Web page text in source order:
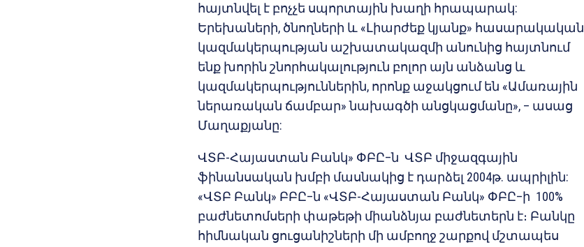
հայտնվել է բոչչե սպորտային խաղի հրապարակ:
Երեխաների, ծնողների և «Լիարժեք կյանք» հասարակական
կազմակերպության աշխատակազմի անունից հայտնում
ենք խորին շնորհակալություն բոլոր այն անձանց և
կազմակերպություններին, որոնք աջակցում են «Ամառային
ներառական ճամբար» նախագծի անցկացմանը», – ասաց
Մաղաքյանը:
ՎՏԲ-Հայաստան Բանկ» ՓԲԸ–ն ՎՏԲ միջազգային
ֆինանսական խմբի մասնակից է դարձել 2004թ. ապրիլին:
«ՎՏԲ Բանկ» ԲԲԸ–ն «ՎՏԲ-Հայաստան Բանկ» ՓԲԸ–ի 100%
բաժնետոմսերի փաթեթի միանձնյա բաժնետերն է։ Բանկը
հիմնական ցուցանիշների մի ամբողջ շարքով մշտապես